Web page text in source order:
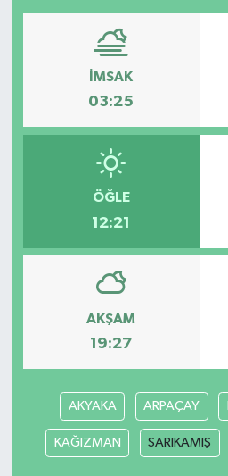
İMSAK
03:25
ÖĞLE
12:21
AKŞAM
19:27
AKYAKA ARPAÇAY
KAĞIZMAN SARIKAMIŞ